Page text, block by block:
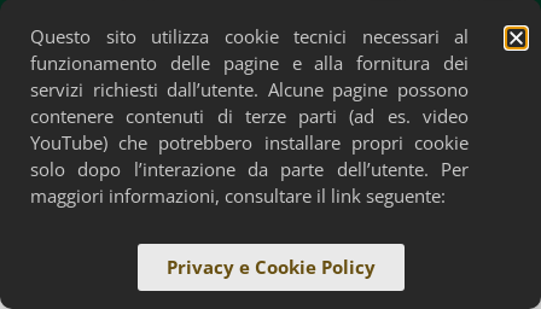
Privacy Policy Cookie Policy Accessibilità
Questo sito utilizza cookie tecnici necessari al
funzionamento delle pagine e alla fornitura dei
servizi richiesti dall’utente. Alcune pagine possono
contenere contenuti di terze parti (ad es. video
YouTube) che potrebbero installare propri cookie
solo dopo l’interazione da parte dell’utente. Per
maggiori informazioni, consultare il link seguente:
Privacy e Cookie Policy